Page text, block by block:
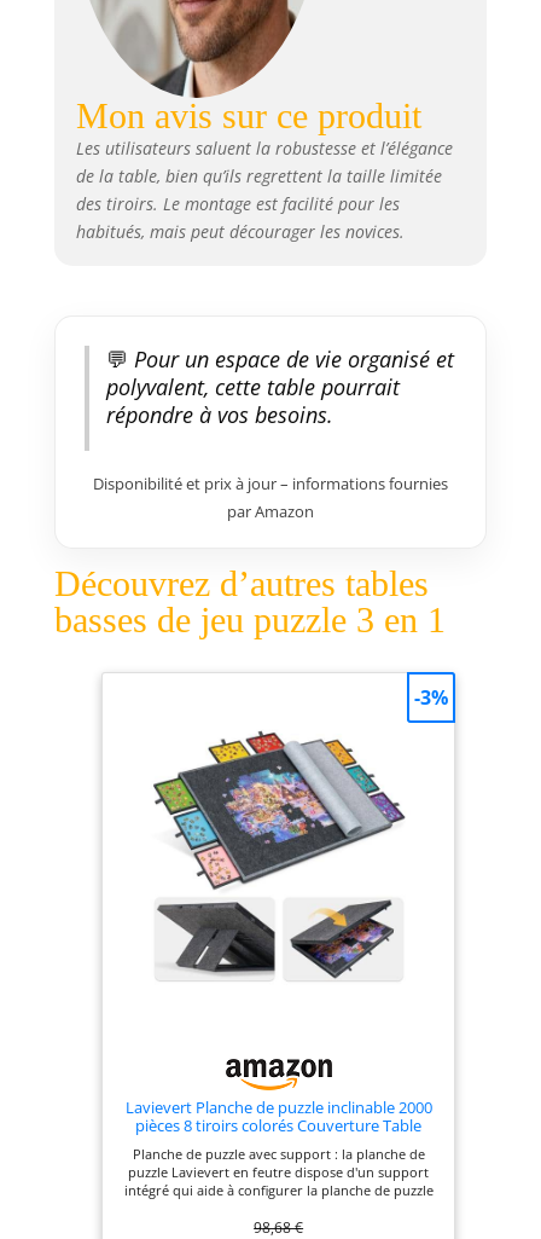
Mon avis sur ce produit
Les utilisateurs saluent la robustesse et l’élégance
de la table, bien qu’ils regrettent la taille limitée
des tiroirs. Le montage est facilité pour les
habitués, mais peut décourager les novices.
💬 Pour un espace de vie organisé et
polyvalent, cette table pourrait
répondre à vos besoins.
Disponibilité et prix à jour – informations fournies
par Amazon
Découvrez d’autres tables
basses de jeu puzzle 3 en 1
Lavievert Planche de puzzle inclinable 2000
pièces 8 tiroirs colorés Couverture Table
Planche de puzzle avec support : la planche de
puzzle Lavievert en feutre dispose d'un support
intégré qui aide à configurer la planche de puzzle
vos besoins. La fatigue et la pression dans le cou
98,68 €
-3%